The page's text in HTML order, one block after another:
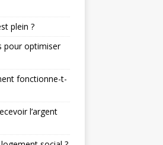
plein ?
pour optimiser
fonctionne-t-
l’argent